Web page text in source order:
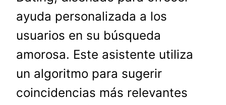
ayuda personalizada a los
usuarios en su búsqueda
amorosa. Este asistente utiliza
un algoritmo para sugerir
coincidencias más relevantes